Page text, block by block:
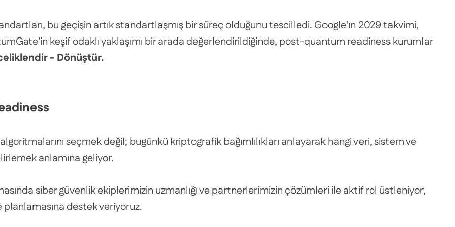
bu geçişin artık standartlaşmış bir süreç olduğunu tescilledi. Google'ın 2029 takvimi,
keşif odaklı yaklaşımı bir arada değerlendirildiğinde, post-quantum readiness kurumlar
- Dönüştür.
seçmek değil; bugünkü kriptografik bağımlılıkları anlayarak hangi veri, sistem ve
anlamına geliyor.
siber güvenlik ekiplerimizin uzmanlığı ve partnerlerimizin çözümleri ile aktif rol üstleniyor,
destek veriyoruz.